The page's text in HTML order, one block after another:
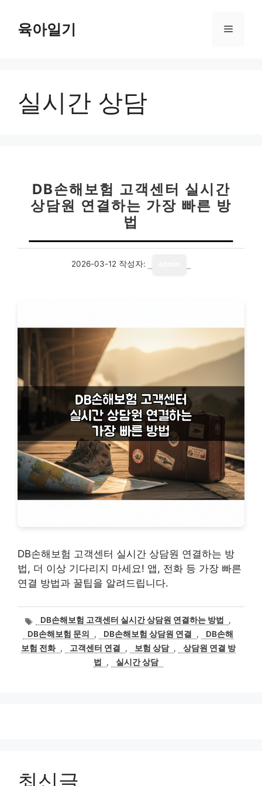
육아일기 메
실시간 상담
DB손해보험 고객센터 실시간
상담원 연결하는 가장 빠른 방
법
2026-03-12 작성자:
DB손해보험 고객센터 실시간 상담원 연결하는 방
법, 더 이상 기다리지 마세요! 앱, 전화 등 가장 빠른
연결 방법과 꿀팁을 알려드립니다.
태
그
DB손해보험 고객센터 실시간 상담원 연결하는 방법
,
DB손해보험 문의
, DB손해보험 상담원 연결 ,
DB손해
보험 전화 , 고객센터 연결 , 보험 상담 ,
상담원 연결 방
법
, 실시간 상담
최신글